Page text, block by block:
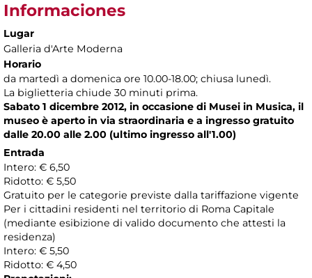
Informaciones
Lugar
Galleria d'Arte Moderna
Horario
da martedì a domenica ore 10.00-18.00; chiusa lunedì.
La biglietteria chiude 30 minuti prima.
Sabato 1 dicembre 2012, in occasione di Musei in Musica, il
museo è aperto in via straordinaria e a ingresso gratuito
dalle 20.00 alle 2.00 (ultimo ingresso all'1.00)
Entrada
Intero: € 6,50
Ridotto: € 5,50
Gratuito per le categorie previste dalla tariffazione vigente
Per i cittadini residenti nel territorio di Roma Capitale
(mediante esibizione di valido documento che attesti la
residenza)
Intero: € 5,50
Ridotto: € 4,50